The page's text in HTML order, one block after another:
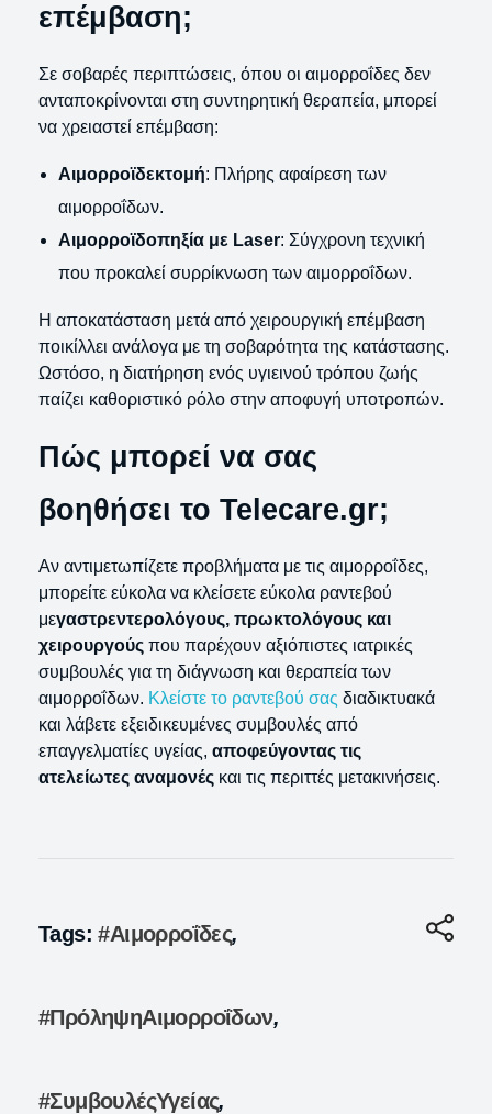
επέμβαση;
Σε σοβαρές περιπτώσεις, όπου οι αιμορροΐδες δεν
ανταποκρίνονται στη συντηρητική θεραπεία, μπορεί
να χρειαστεί επέμβαση:
Αιμορροϊδεκτομή: Πλήρης αφαίρεση των
αιμορροΐδων.
Αιμορροϊδοπηξία με Laser: Σύγχρονη τεχνική
που προκαλεί συρρίκνωση των αιμορροΐδων.
Η αποκατάσταση μετά από χειρουργική επέμβαση
ποικίλλει ανάλογα με τη σοβαρότητα της κατάστασης.
Ωστόσο, η διατήρηση ενός υγιεινού τρόπου ζωής
παίζει καθοριστικό ρόλο στην αποφυγή υποτροπών.
Πώς μπορεί να σας
βοηθήσει το Telecare.gr;
Αν αντιμετωπίζετε προβλήματα με τις αιμορροΐδες,
μπορείτε εύκολα να κλείσετε εύκολα ραντεβού
μεγαστρεντερολόγους, πρωκτολόγους και
χειρουργούς που παρέχουν αξιόπιστες ιατρικές
συμβουλές για τη διάγνωση και θεραπεία των
αιμορροΐδων. Κλείστε το ραντεβού σας διαδικτυακά
και λάβετε εξειδικευμένες συμβουλές από
επαγγελματίες υγείας, αποφεύγοντας τις
ατελείωτες αναμονές και τις περιττές μετακινήσεις.
Tags:#Αιμορροΐδες,
#ΠρόληψηΑιμορροΐδων,
#ΣυμβουλέςΥγείας,